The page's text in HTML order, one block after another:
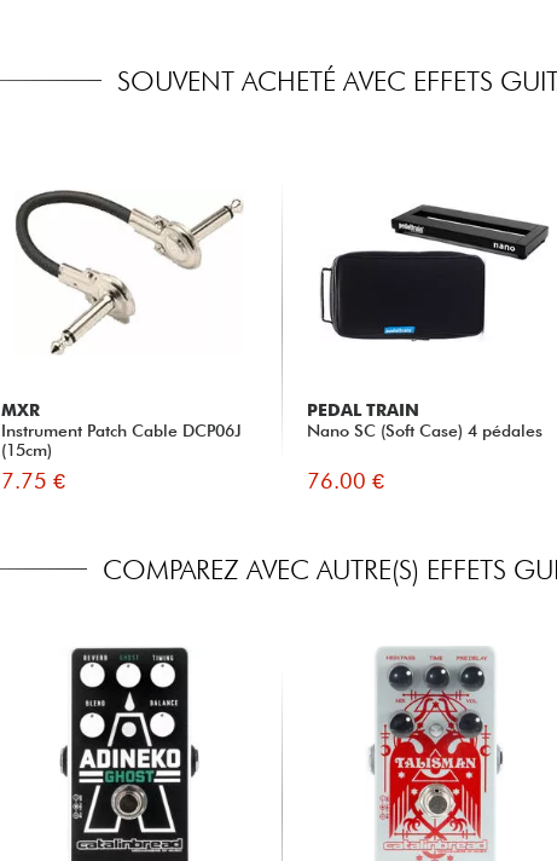
SOUVENT ACHETÉ AVEC EFFETS
MXR
Instrument Patch Cable DCP06J
(15cm)
7.75 €
PEDAL TRAIN
Nano SC (Soft Case) 4 pédales
76.00 €
COMPAREZ AVEC AUTRE(S) EFFETS